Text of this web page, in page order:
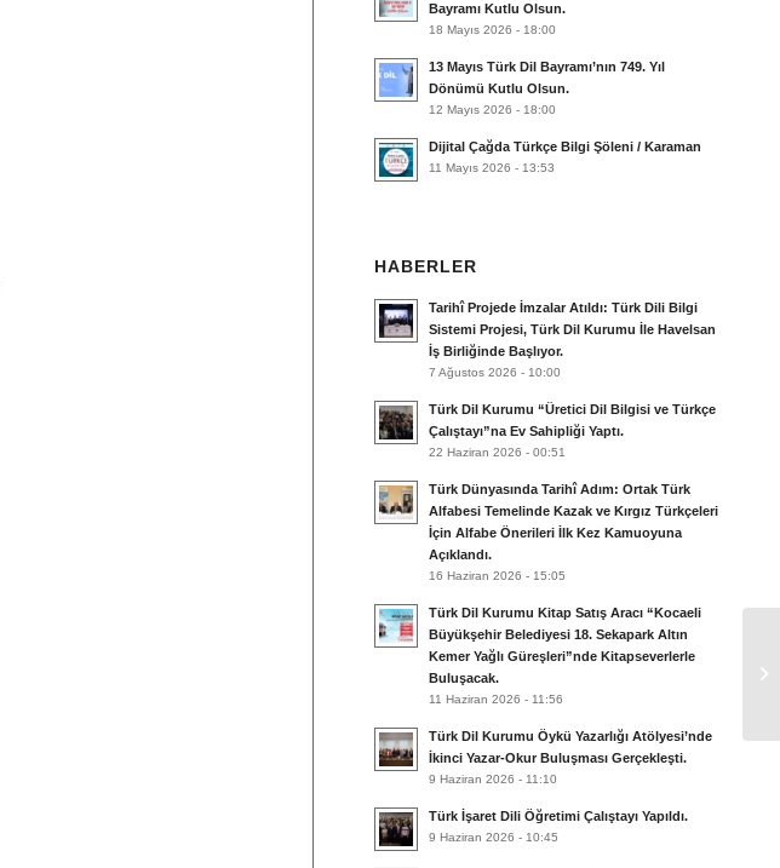
Bayramı Kutlu Olsun.
18 Mayıs 2026 - 18:00
13 Mayıs Türk Dil Bayramı’nın 749. Yıl
Dönümü Kutlu Olsun.
12 Mayıs 2026 - 18:00
Dijital Çağda Türkçe Bilgi Şöleni / Karaman
11 Mayıs 2026 - 13:53
HABERLER
Tarihî Projede İmzalar Atıldı: Türk Dili Bilgi
Sistemi Projesi, Türk Dil Kurumu İle Havelsan
İş Birliğinde Başlıyor.
7 Ağustos 2026 - 10:00
Türk Dil Kurumu “Üretici Dil Bilgisi ve Türkçe
Çalıştayı”na Ev Sahipliği Yaptı.
22 Haziran 2026 - 00:51
Türk Dünyasında Tarihî Adım: Ortak Türk
Alfabesi Temelinde Kazak ve Kırgız Türkçeleri
İçin Alfabe Önerileri İlk Kez Kamuoyuna
Açıklandı.
16 Haziran 2026 - 15:05
Türk Dil Kurumu Kitap Satış Aracı “Kocaeli
Büyükşehir Belediyesi 18. Sekapark Altın
Kemer Yağlı Güreşleri”nde Kitapseverlerle
Buluşacak.
11 Haziran 2026 - 11:56
Türk Dil Kurumu Öykü Yazarlığı Atölyesi’nde
İkinci Yazar-Okur Buluşması Gerçekleşti.
9 Haziran 2026 - 11:10
Türk İşaret Dili Öğretimi Çalıştayı Yapıldı.
9 Haziran 2026 - 10:45